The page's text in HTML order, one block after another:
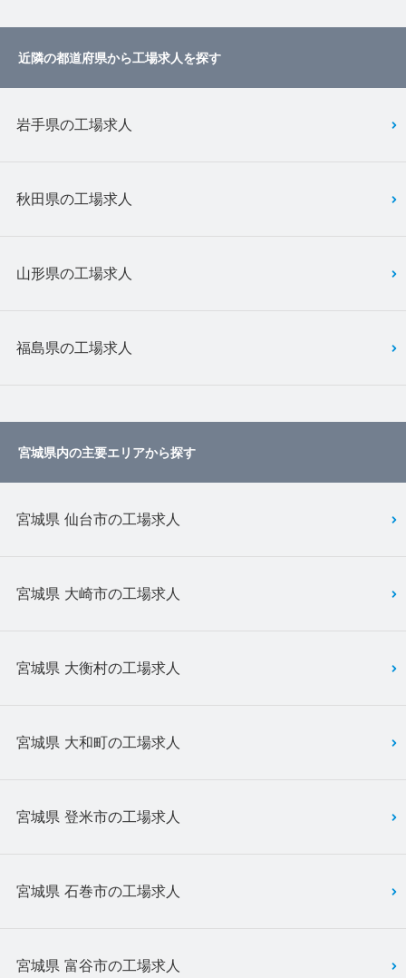
近隣の都道府県から工場求人を探す
岩手県の工場求人
秋田県の工場求人
山形県の工場求人
福島県の工場求人
宮城県内の主要エリアから探す
宮城県 仙台市の工場求人
宮城県 大崎市の工場求人
宮城県 大衡村の工場求人
宮城県 大和町の工場求人
宮城県 登米市の工場求人
宮城県 石巻市の工場求人
宮城県 富谷市の工場求人